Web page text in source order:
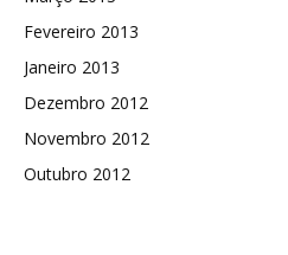
Fevereiro 2013
Janeiro 2013
Dezembro 2012
Novembro 2012
Outubro 2012